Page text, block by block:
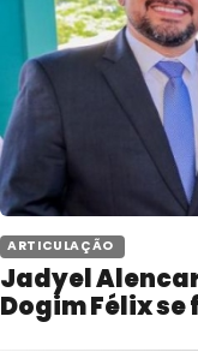
ARTICULAÇÃO
Jadyel
Dogim Félix